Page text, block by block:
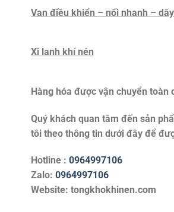
Van điều khiển – nối nhanh –
Xi lanh khí nén
Hàng hóa được vận chuyển toàn
Quý khách quan tâm đến sản
tôi theo thông tin dưới đây để
Hotline : 0964997106
Zalo: 0964997106
Website: tongkhokhinen.com